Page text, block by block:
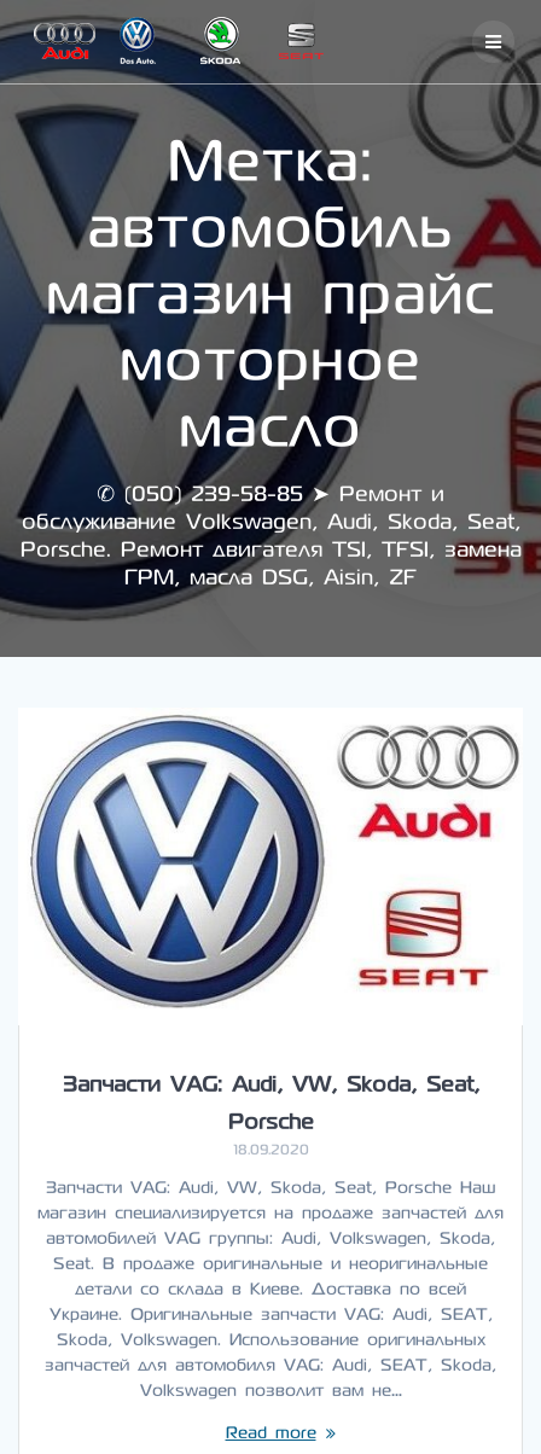
content
Метка:
автомобиль
магазин прайс
моторное
масло
✆ (050) 239-58-85 ➤ Ремонт и
обслуживание Volkswagen, Audi, Skoda, Seat,
Porsche. Ремонт двигателя TSI, TFSI, замена
ГРМ, масла DSG, Aisin, ZF
Запчасти VAG: Audi, VW, Skoda, Seat,
Porsche
18.09.2020
Запчасти VAG: Audi, VW, Skoda, Seat, Porsche Наш
магазин специализируется на продаже запчастей для
автомобилей VAG группы: Audi, Volkswagen, Skoda,
Seat. В продаже оригинальные и неоригинальные
детали со склада в Киеве. Доставка по всей
Украине. Оригинальные запчасти VAG: Audi, SEAT,
Skoda, Volkswagen. Использование оригинальных
запчастей для автомобиля VAG: Audi, SEAT, Skoda,
Volkswagen позволит вам не…
Read more